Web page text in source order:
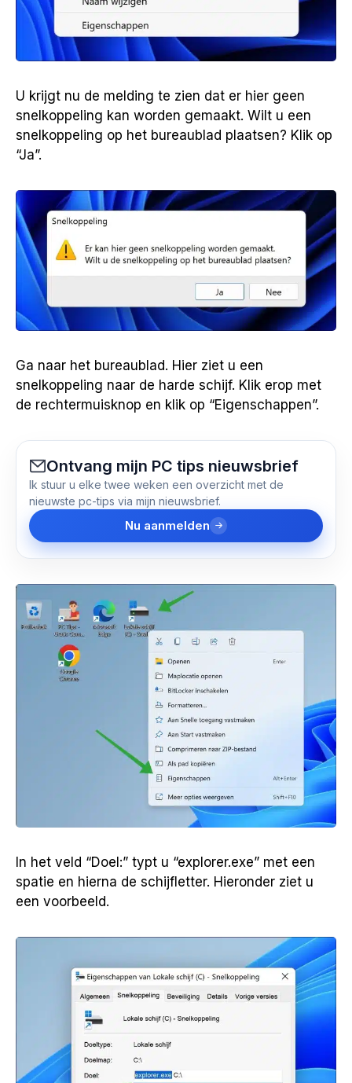
U krijgt nu de melding te zien dat er hier geen
snelkoppeling kan worden gemaakt. Wilt u een
snelkoppeling op het bureaublad plaatsen? Klik op
“Ja”.
Ga naar het bureaublad. Hier ziet u een
snelkoppeling naar de harde schijf. Klik erop met
de rechtermuisknop en klik op “Eigenschappen”.
Ontvang mijn PC tips nieuwsbrief
Ik stuur u elke twee weken een overzicht met de
nieuwste pc-tips via mijn nieuwsbrief.
Nu aanmelden
In het veld “Doel:” typt u “explorer.exe” met een
spatie en hierna de schijfletter. Hieronder ziet u
een voorbeeld.